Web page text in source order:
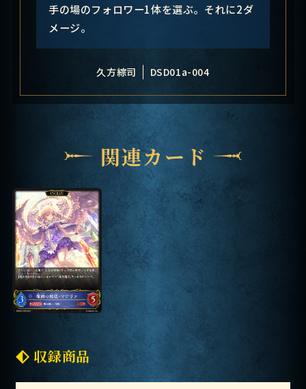
手の場のフォロワー1体を選ぶ。それに2ダ
メージ。
久方綜司 DSD01a-004
関連カード
収録商品